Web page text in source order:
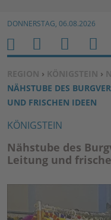
Zum
DONNERSTAG, 06.08.2026
SIE BEFINDEN SICH HIER:
REGION › KÖNIGSTEIN ›
NÄHSTUBE DES
UND FRISCHEN IDEEN
KÖNIGSTEIN
Nähstube des
Leitung und
H
O
M
E
M
E
N
U
S
U
C
H
E
N
B
E
N
U
E
R
N